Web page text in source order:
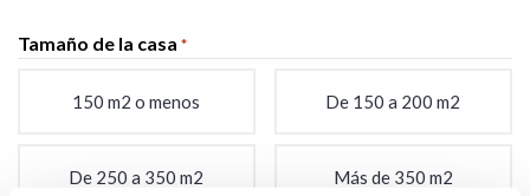
Tamaño de la casa *
150 m2 o menos De 150 a 200 m2
De 250 a 350 m2 Más de 350 m2